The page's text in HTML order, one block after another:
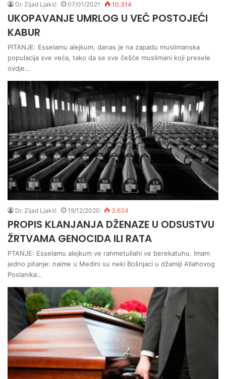
Dr. Zijad Ljakić 07/01/2021 10.314
UKOPAVANJE UMRLOG U VEĆ POSTOJEĆI
KABUR
PITANJE: Esselamu alejkum, danas je na zapadu muslimanska
populacija sve veća, tako da se sve češće muslimani koji presele
ovdje…
Dr. Zijad Ljakić 19/12/2020 3.634
PROPIS KLANJANJA DŽENAZE U ODSUSTVU
ŽRTVAMA GENOCIDA ILI RATA
PTANJE: Esselamu alejkum ve rahmetullahi ve berekatuhu. Imam
jedno pitanje: naime u Medini su neki Bošnjaci u džamiji Allahovog
Poslanika…